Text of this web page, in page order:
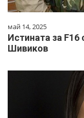
май 14, 2025
Истината за
Шивиков